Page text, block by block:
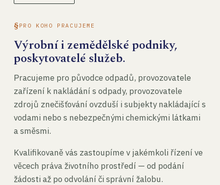
PRO KOHO PRACUJEME
Výrobní i zemědělské podniky,
poskytovatelé služeb.
Pracujeme pro původce odpadů, provozovatele
zařízení k nakládání s odpady, provozovatele
zdrojů znečišťování ovzduší i subjekty nakládající s
vodami nebo s nebezpečnými chemickými látkami
a směsmi.
Kvalifikovaně vás zastoupíme v jakémkoli řízení ve
věcech práva životního prostředí — od podání
žádosti až po odvolání či správní žalobu.